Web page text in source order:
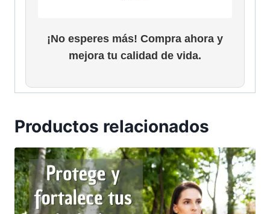
¡No esperes más! Compra ahora y
mejora tu calidad de vida.
Productos relacionados